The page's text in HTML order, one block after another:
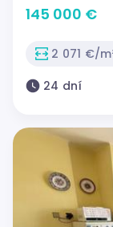
145 000 €
2 071 €/
24 dní